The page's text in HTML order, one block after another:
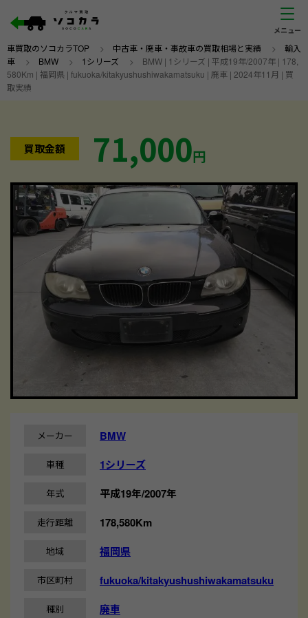
車買取のソコカラTOP > 中古車・廃車・事故車の買取相場と実績 > 輸入
車 > BMW > 1シリーズ > BMW | 1シリーズ | 平成19年/2007年 | 178,
580Km | 福岡県 | fukuoka/kitakyushushiwakamatsuku | 廃車 | 2024年11月 | 買
取実績
買取金額 71,000円
メーカー BMW
車種 1シリーズ
年式 平成19年/2007年
走行距離 178,580Km
地域 福岡県
市区町村 fukuoka/kitakyushushiwakamatsuku
種別 廃車